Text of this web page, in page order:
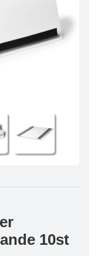
10st